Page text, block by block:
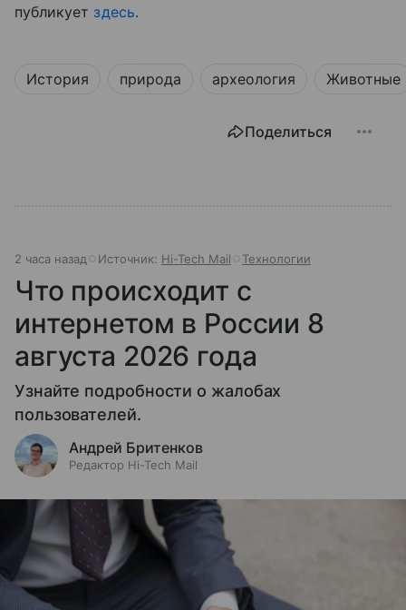
публикует здесь.
История природа археология Животные
Поделиться
2 часа назад Источник: Hi-Tech Mail Технологии
Что происходит с
интернетом в России 8
августа 2026 года
Узнайте подробности о жалобах
пользователей.
Андрей Бритенков
Редактор Hi-Tech Mail